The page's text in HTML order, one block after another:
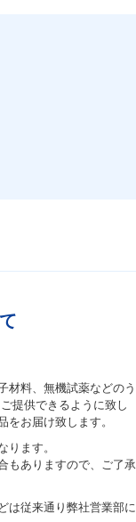
材料、無機試薬などのう
提供できるように致し
をお届け致します。
ります。
もありますので、ご了承
は従来通り弊社営業部に